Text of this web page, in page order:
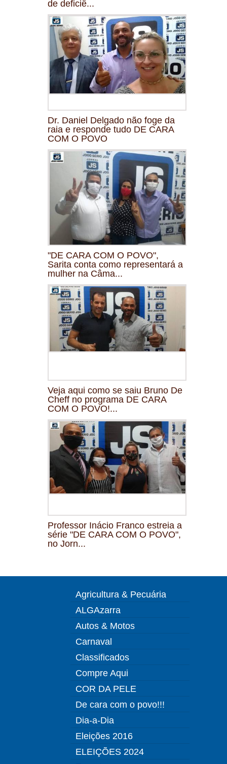
de deficiê...
Dr. Daniel Delgado não foge da
raia e responde tudo DE CARA
COM O POVO
"DE CARA COM O POVO",
Sarita conta como representará a
mulher na Câma...
Veja aqui como se saiu Bruno De
Cheff no programa DE CARA
COM O POVO!...
Professor Inácio Franco estreia a
série "DE CARA COM O POVO",
no Jorn...
Agricultura & Pecuária
ALGAzarra
Autos & Motos
Carnaval
Classificados
Compre Aqui
COR DA PELE
De cara com o povo!!!
Dia-a-Dia
Eleições 2016
ELEIÇÕES 2024